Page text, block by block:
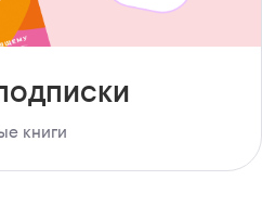
книги